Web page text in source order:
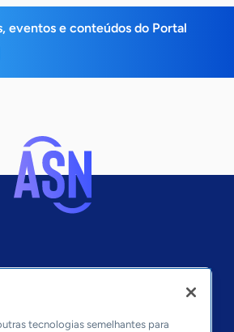
eventos e conteúdos do Portal
tecnologias semelhantes para